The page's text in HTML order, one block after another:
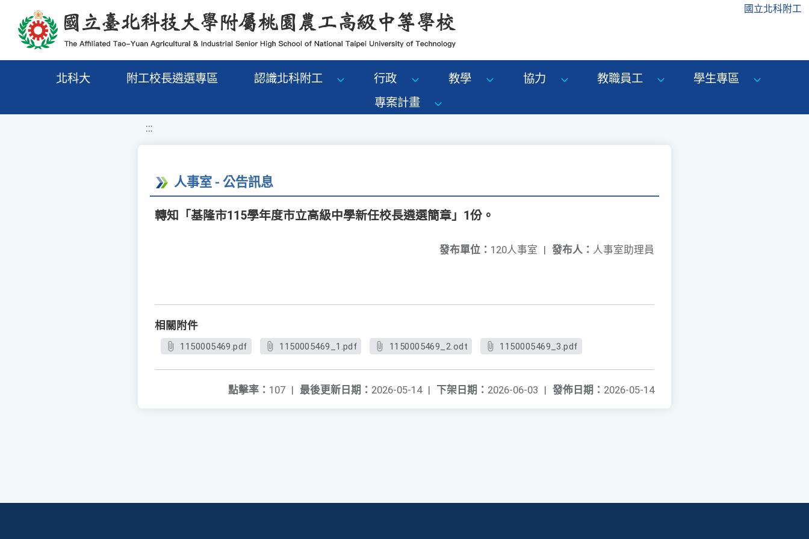
移至網頁之主要內容區位置 國立北科附工
北科大 附工校長遴選專區 認識北科附工 行政 教學 協力 教職員工
學生專區
專案計畫
:::
人事室 - 公告訊息
轉知「基隆市115學年度市立高級中學新任校長遴選簡章」1份。
發布人： 人事室助理員
發布單位： 120人事室 |
相關附件
1150005469.pdf 1150005469_1.pdf 1150005469_2.odt 1150005469_3.pdf
發佈日期： 2026-05-14
下架日期： 2026-06-03 |
最後更新日期： 2026-05-14 |
點擊率： 107 |